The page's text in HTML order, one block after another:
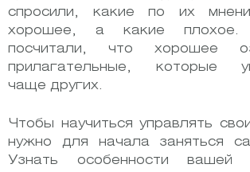
спросили, какие по их
хорошее, а какие плохое.
посчитали, что хорошее
прилагательные, которые
чаще других.
Чтобы научиться управлять
нужно для начала заняться
Узнать особенности вашей